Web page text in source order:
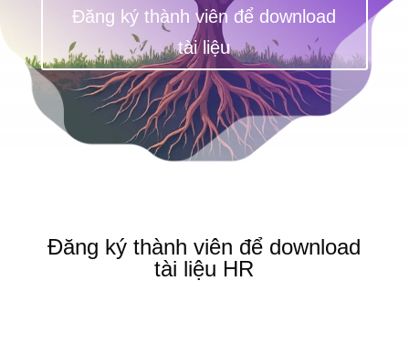
Đăng ký thành viên để download
tài liệu
Đăng ký thành viên để download
tài liệu HR